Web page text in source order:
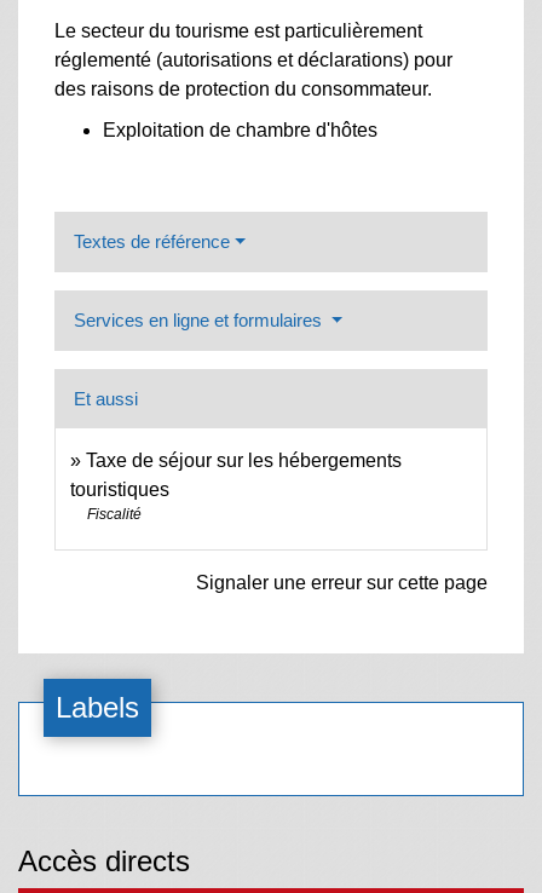
Le secteur du tourisme est particulièrement
réglementé (autorisations et déclarations) pour
des raisons de protection du consommateur.
Exploitation de chambre d'hôtes
Textes de référence
Services en ligne et formulaires
Et aussi
Taxe de séjour sur les hébergements
touristiques
Fiscalité
Signaler une erreur sur cette page
Labels
Accès directs